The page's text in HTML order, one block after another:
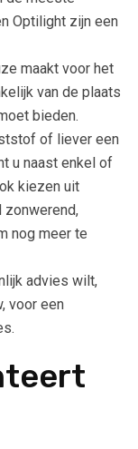
Optilight zijn een
maakt voor het
van de plaats
bieden.
of liever een
u naast enkel of
kiezen uit
nog meer te
advies wilt,
voor een